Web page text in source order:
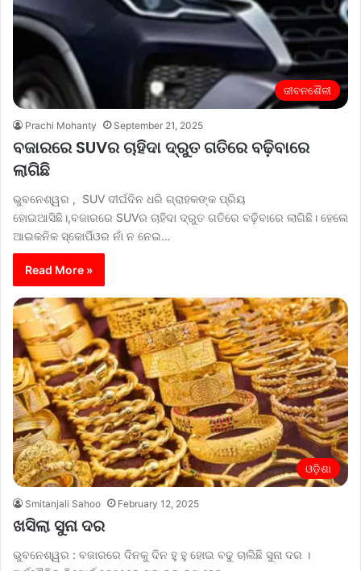
ଜୀବନଶୈଳୀ
Prachi Mohanty September 21, 2025
ବଜାରରେ SUVର ଚାହିଦା ଦ୍ରୁତ ଗତିରେ ବଢ଼ିବାରେ
ଲାଗିଛି
ଭୁବନେଶ୍ୱର , SUV ଦୀର୍ଘଦିନ ଧରି ଗ୍ରାହକଙ୍କ ପ୍ରିୟ
ହୋଇଆସିଛି।,ବଜାରରେ SUVର ଚାହିଦା ଦ୍ରୁତ ଗତିରେ ବଢ଼ିବାରେ ଲାଗିଛି। ହେଲେ
ଆଇକନିକ ସ୍କୋର୍ପିଓର ନାଁ ନ ନେଇ…
Read More »
ଓଡ଼ିଶା
Smitanjali Sahoo February 12, 2025
ଖସିଲା ସୁନା ଦର
ଭୁବନେଶ୍ୱର : ବଜାରରେ ଦିନକୁ ଦିନ ହୁ ହୁ ହୋଇ ବଢୁ ଚାଲିଛି ସୁନା ଦର ।